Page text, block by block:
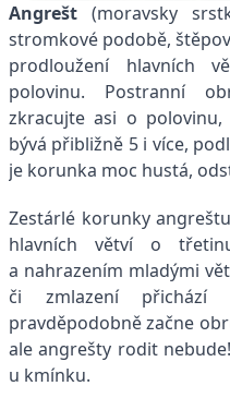
Angrešt (moravsky
stromkové podobě,
prodloužení hlavních
polovinu. Postranní
zkracujte asi o
bývá přibližně 5 i více,
je korunka moc hustá,
Zestárlé korunky
hlavních větví o
a nahrazením mladými
či zmlazení
pravděpodobně začne
ale angrešty rodit
u kmínku.